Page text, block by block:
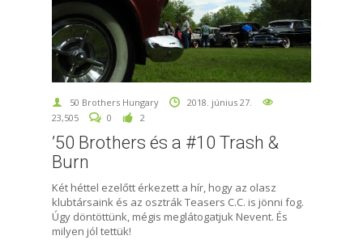
50 Brothers Hungary
2018. június 27.
23,505
0 2
’50 Brothers és a #10 Trash &
Burn
Két héttel ezelőtt érkezett a hír, hogy az olasz
klubtársaink és az osztrák Teasers C.C. is jönni fog.
Úgy döntöttünk, mégis meglátogatjuk Nevent. És
milyen jól tettük!